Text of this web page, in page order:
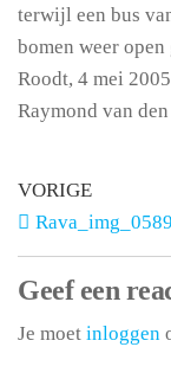
terwijl een bus
bomen weer open
Roodt, 4 mei 2005
Raymond van
VORIGE
Geef een
Je moet inloggen